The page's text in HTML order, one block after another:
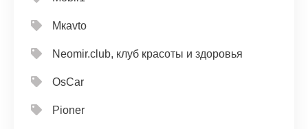
Mкavto
Neomir.club, клуб красоты и здоровья
OsCar
Pioner